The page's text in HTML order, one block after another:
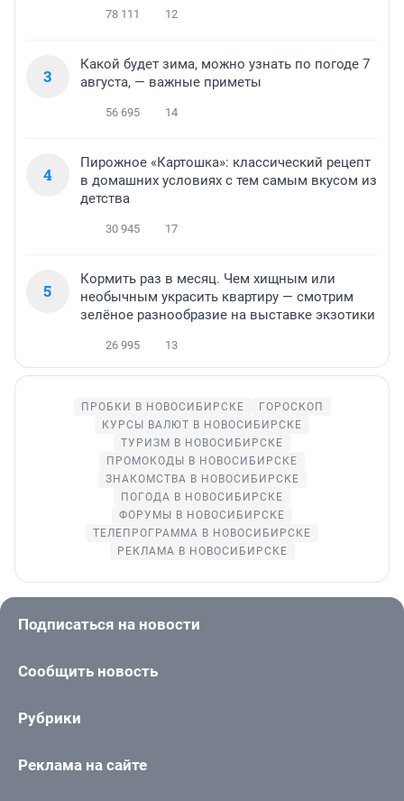
78 111 12
3
Какой будет зима, можно узнать по погоде 7
августа, — важные приметы
56 695 14
4
Пирожное «Картошка»: классический рецепт
в домашних условиях с тем самым вкусом из
детства
30 945 17
5
Кормить раз в месяц. Чем хищным или
необычным украсить квартиру — смотрим
зелёное разнообразие на выставке экзотики
26 995 13
ПРОБКИ В НОВОСИБИРСКЕ
ГОРОСКОП
КУРСЫ ВАЛЮТ В НОВОСИБИРСКЕ
ТУРИЗМ В НОВОСИБИРСКЕ
ПРОМОКОДЫ В НОВОСИБИРСКЕ
ЗНАКОМСТВА В НОВОСИБИРСКЕ
ПОГОДА В НОВОСИБИРСКЕ
ФОРУМЫ В НОВОСИБИРСКЕ
ТЕЛЕПРОГРАММА В НОВОСИБИРСКЕ
РЕКЛАМА В НОВОСИБИРСКЕ
Подписаться на новости
Сообщить новость
Рубрики
Реклама на сайте